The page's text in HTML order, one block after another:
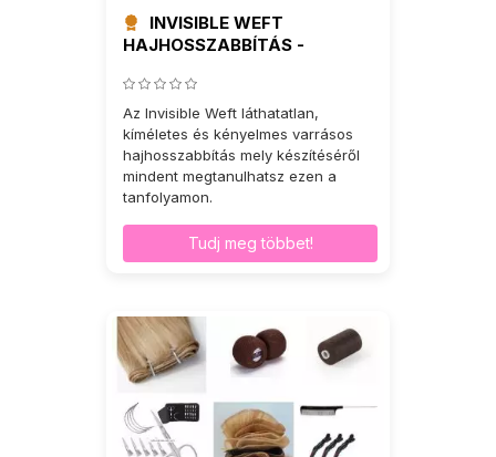
INVISIBLE WEFT
HAJHOSSZABBÍTÁS -
Az Invisible Weft láthatatlan,
kíméletes és kényelmes varrásos
hajhosszabbítás mely készítéséről
mindent megtanulhatsz ezen a
tanfolyamon.
Tudj meg többet!